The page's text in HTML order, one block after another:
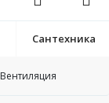
Сантехника
Вентиляция